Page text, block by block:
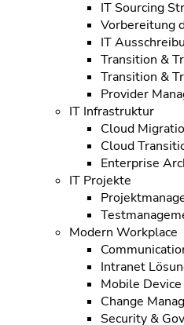
IT Sourcing
Vorbereitung
IT
Transition &
Transition &
Provider
IT Infrastruktur
Cloud
Cloud
Enterprise
IT Projekte
Modern Workplace
Intranet
Mobile
Change
Security &